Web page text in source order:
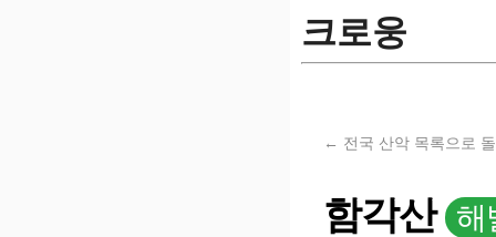
크로웅
← 전국 산악 목록으로
함각산 해